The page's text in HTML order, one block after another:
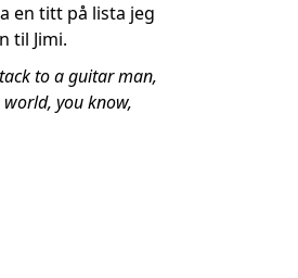
en titt på lista jeg
til Jimi.
to a guitar man,
you know,